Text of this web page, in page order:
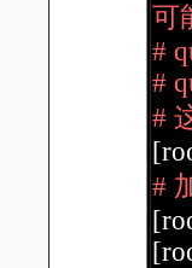
可
#
#
#
#